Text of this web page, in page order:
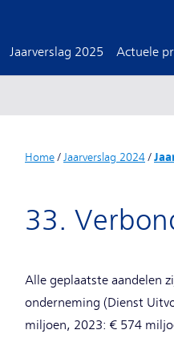
Jaarverslag 2025 Actuele
Home/ Jaarverslag 2024/
33.
Alle geplaatste aandelen
onderneming (Dienst
miljoen, 2023: € 574